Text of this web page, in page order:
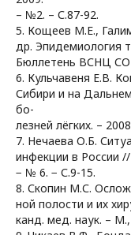
– №2. – С.87-92.
5. Кощеев М.Е.,
др. Эпидемиология
Бюллетень ВСНЦ СО
6. Кульчавеня Е.В.
Сибири и на
бо-
лезней лёгких. –
7. Нечаева О.Б.
инфекции в России //
− № 6. − С.9-15.
8. Скопин М.С.
ной полости и их
канд. мед. наук. – М.,